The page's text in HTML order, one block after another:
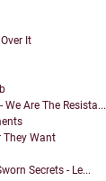
It
We Are The Resista...
They Want
Secrets - Le...